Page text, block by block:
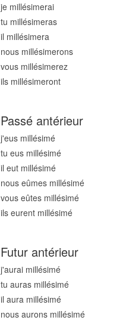
je millésimerai
tu millésimeras
il millésimera
nous millésimerons
vous millésimerez
ils millésimeront
Passé antérieur
j'eus millésimé
tu eus millésimé
il eut millésimé
nous eûmes millésimé
vous eûtes millésimé
ils eurent millésimé
Futur antérieur
j'aurai millésimé
tu auras millésimé
il aura millésimé
nous aurons millésimé